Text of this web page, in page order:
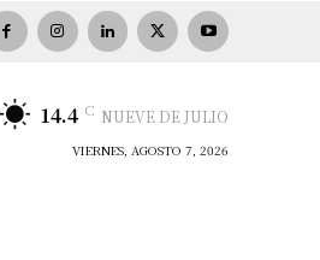
14.4 C NUEVE DE JULIO
VIERNES, AGOSTO 7, 2026